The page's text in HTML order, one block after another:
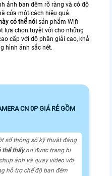
ảnh ban đêm rõ ràng và có độ
cửa một cách hiệu quả.
có thể nói sản phẩm Wifi
lựa chọn tuyệt vời cho những
cấp với độ phân giải cao, khả
hình ảnh sắc nét.
CN 0P GIÁ RẺ GỒM
số thông số kỹ thuật đáng
thể thấynó được trang bị
ảnh và quay video với
hỗ trợ chế độ ban đêm